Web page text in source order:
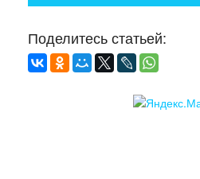
Поделитесь статьей: